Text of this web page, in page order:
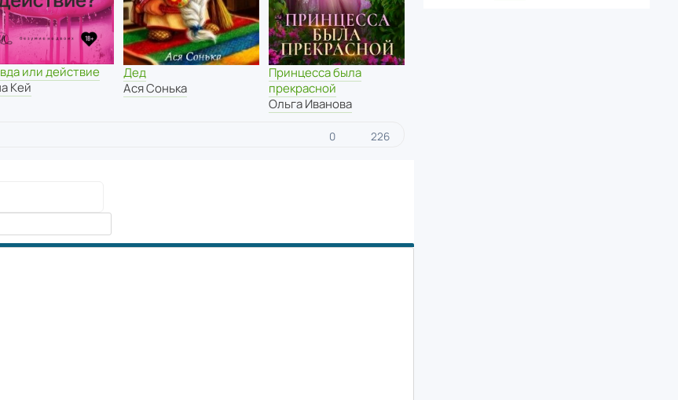
или действие
Кей
Дед
Ася Сонька
Принцесса была
прекрасной
Ольга Иванова
0 226